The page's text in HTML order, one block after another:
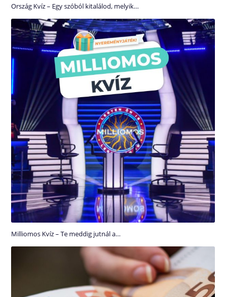
Ország Kvíz – Egy szóból kitalálod, melyik…
Milliomos Kvíz – Te meddig jutnál a…